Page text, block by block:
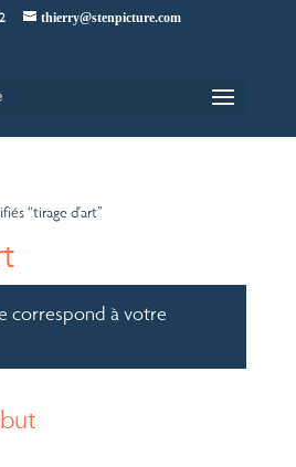
thierry@stenpicture.com
“tirage d'art”
correspond à votre